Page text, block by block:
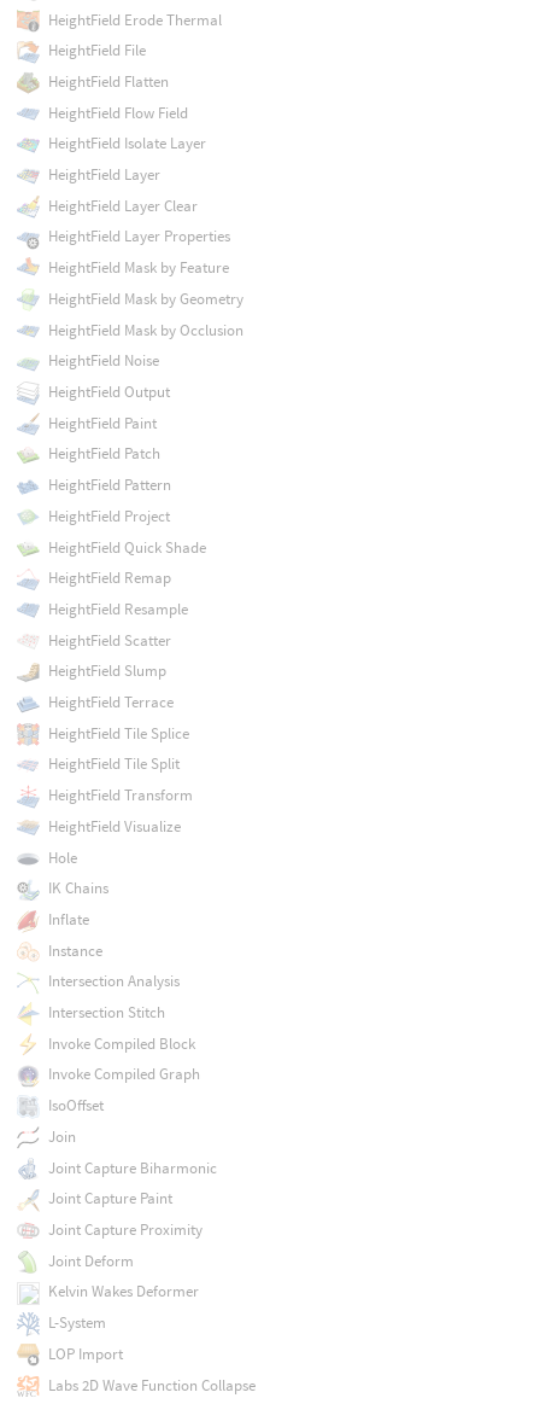
HeightField Erode Thermal
HeightField File
HeightField Flatten
HeightField Flow Field
HeightField Isolate Layer
HeightField Layer
HeightField Layer Clear
HeightField Layer Properties
HeightField Mask by Feature
HeightField Mask by Geometry
HeightField Mask by Occlusion
HeightField Noise
HeightField Output
HeightField Paint
HeightField Patch
HeightField Pattern
HeightField Project
HeightField Quick Shade
HeightField Remap
HeightField Resample
HeightField Scatter
HeightField Slump
HeightField Terrace
HeightField Tile Splice
HeightField Tile Split
HeightField Transform
HeightField Visualize
Hole
IK Chains
Inflate
Instance
Intersection Analysis
Intersection Stitch
Invoke Compiled Block
Invoke Compiled Graph
IsoOffset
Join
Joint Capture Biharmonic
Joint Capture Paint
Joint Capture Proximity
Joint Deform
Kelvin Wakes Deformer
L-System
LOP Import
Labs 2D Wave Function Collapse